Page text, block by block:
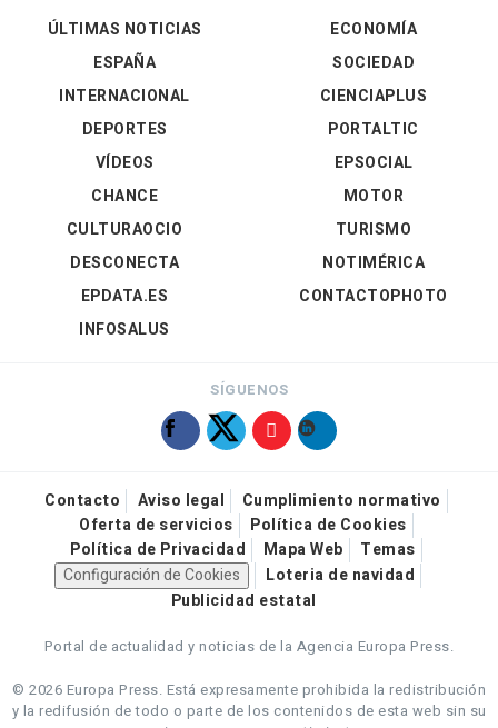
ÚLTIMAS NOTICIAS
ESPAÑA
INTERNACIONAL
DEPORTES
VÍDEOS
ECONOMÍA
SOCIEDAD
CIENCIAPLUS
PORTALTIC
EPSOCIAL
CHANCE
CULTURAOCIO
DESCONECTA
EPDATA.ES
INFOSALUS
MOTOR
TURISMO
NOTIMÉRICA
CONTACTOPHOTO
SÍGUENOS
Contacto Aviso legal
Cumplimiento normativo
Oferta de servicios
Política de Cookies
Política de Privacidad
Mapa Web
Temas
Configuración de Cookies
Loteria de navidad
Publicidad estatal
Portal de actualidad y noticias de la Agencia Europa Press.
© 2026 Europa Press. Está expresamente prohibida la redistribución
y la redifusión de todo o parte de los contenidos de esta web sin su